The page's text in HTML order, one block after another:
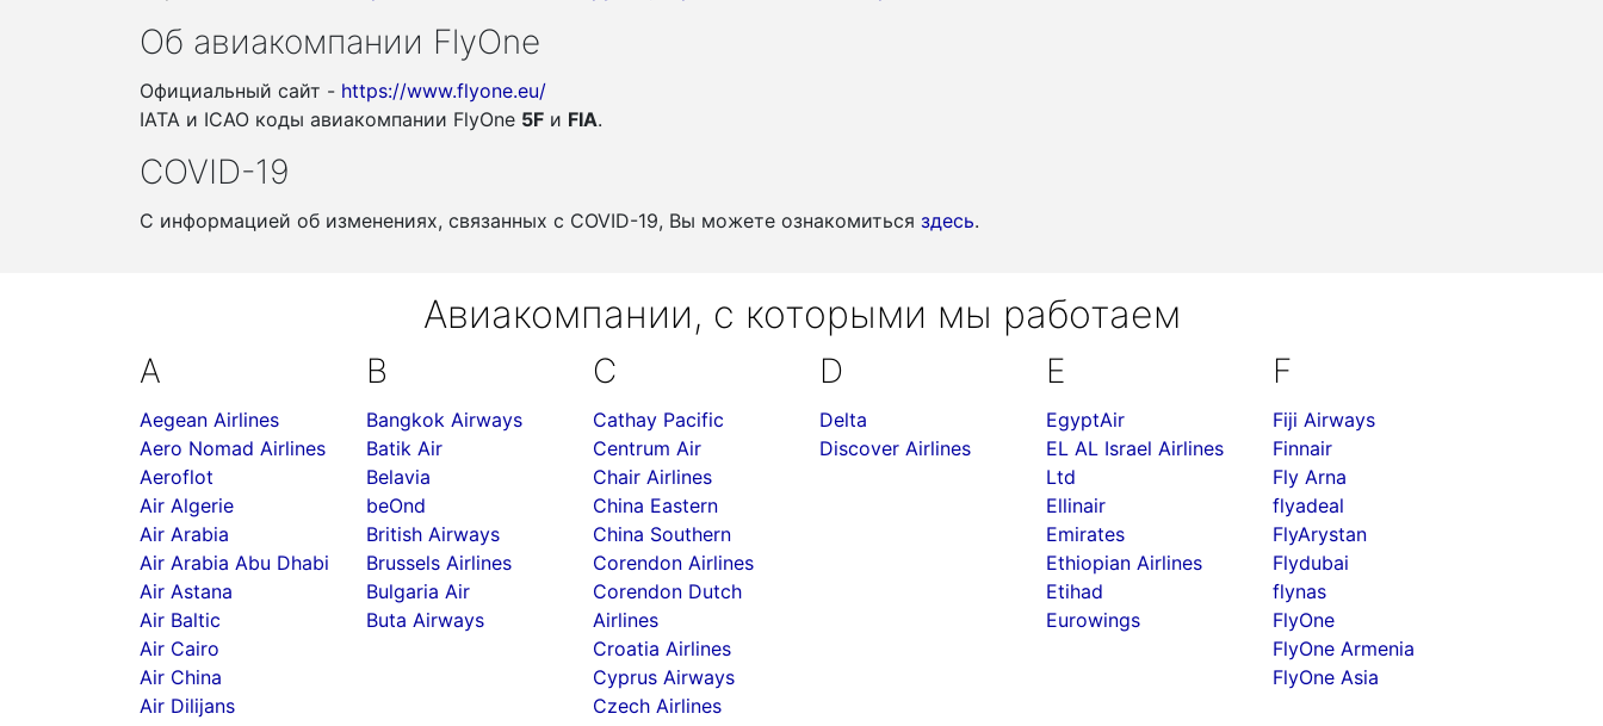
Об авиакомпании FlyOne
Официальный сайт - https://www.flyone.eu/
IATA и ICAO коды авиакомпании FlyOne 5F и FIA.
COVID-19
С информацией об изменениях, связанных c COVID-19, Вы можете ознакомиться здесь.
Авиакомпании, с которыми мы работаем
A
Aegean Airlines
Aero Nomad Airlines
Aeroflot
Air Algerie
Air Arabia
Air Arabia Abu Dhabi
Air Astana
Air Baltic
Air Cairo
Air China
Air Dilijans
B
Bangkok Airways
Batik Air
Belavia
beOnd
British Airways
Brussels Airlines
Bulgaria Air
Buta Airways
C
Cathay Pacific
Centrum Air
Chair Airlines
China Eastern
China Southern
Corendon Airlines
Corendon Dutch
Airlines
Croatia Airlines
Cyprus Airways
Czech Airlines
D
Delta
Discover Airlines
E
EgyptAir
EL AL Israel Airlines
Ltd
Ellinair
Emirates
Ethiopian Airlines
Etihad
Eurowings
F
Fiji Airways
Finnair
Fly Arna
flyadeal
FlyArystan
Flydubai
flynas
FlyOne
FlyOne Armenia
FlyOne Asia